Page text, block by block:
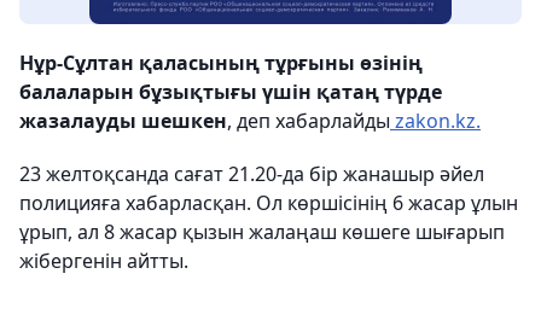
Нұр-Сұлтан қаласының тұрғыны өзінің
балаларын бұзықтығы үшін қатаң түрде
жазалауды шешкен, деп хабарлайды zakon.kz.
23 желтоқсанда сағат 21.20-да бір жанашыр әйел
полицияға хабарласқан. Ол көршісінің 6 жасар ұлын
ұрып, ал 8 жасар қызын жалаңаш көшеге шығарып
жібергенін айтты.